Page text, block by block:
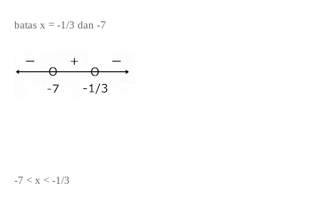
batas x = -1/3 dan -7
-7 < x < -1/3